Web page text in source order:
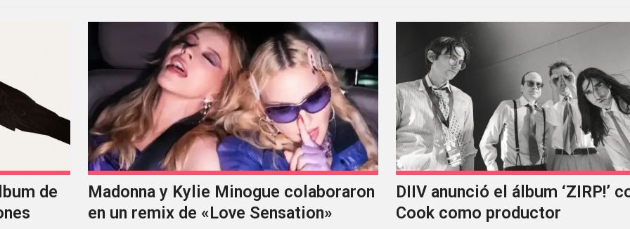
de
Madonna y Kylie Minogue colaboraron
en un remix de «Love Sensation»
DIIV anunció el álbum ‘ZIRP!’
Cook como productor